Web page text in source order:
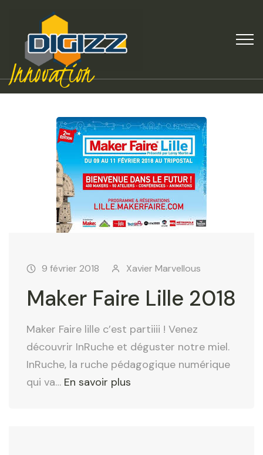
Innovation
Xavier Marvellous
9 février 2018
Maker Faire Lille 2018
Maker Faire lille c’est partiiii ! Venez
découvrir InRuche et déguster notre miel.
InRuche, la ruche pédagogique numérique
qui va… En savoir plus